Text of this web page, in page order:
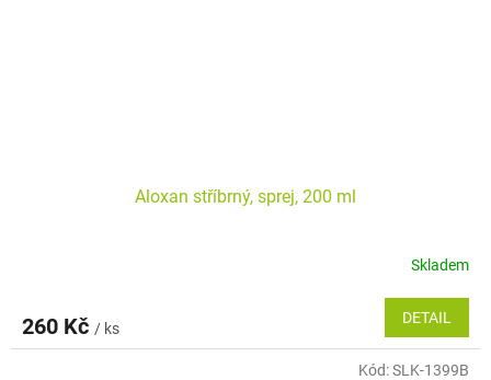
Aloxan stříbrný, sprej, 200 ml
Skladem
260 Kč / ks
DETAIL
Kód:SLK-1399B